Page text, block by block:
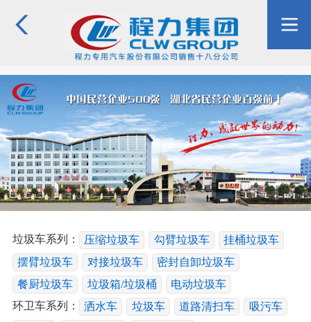
垃圾车系列： 压缩垃圾车 勾臂垃圾车
挂桶垃圾车
摆臂垃圾车
对接垃圾车
密封自卸垃圾车
餐厨垃圾车
垃圾箱/垃圾桶
电动垃圾车
环卫车系列：
洒水车 垃圾车 道路清扫车
吸污车